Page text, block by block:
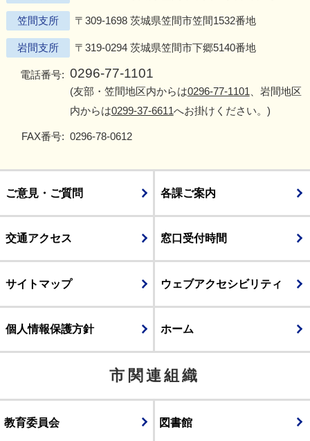
笠間支所 〒309-1698 茨城県笠間市笠間1532番地
岩間支所 〒319-0294 茨城県笠間市下郷5140番地
電話番号: 0296-77-1101
(友部・笠間地区内からは0296-77-1101 、岩間地区
内からは0299-37-6611へお掛けください。)
FAX番号: 0296-78-0612
ご意見・ご質問 各課ご案内
交通アクセス 窓口受付時間
サイトマップ ウェブアクセシビリティ
個人情報保護方針 ホーム
市関連組織
教育委員会 図書館